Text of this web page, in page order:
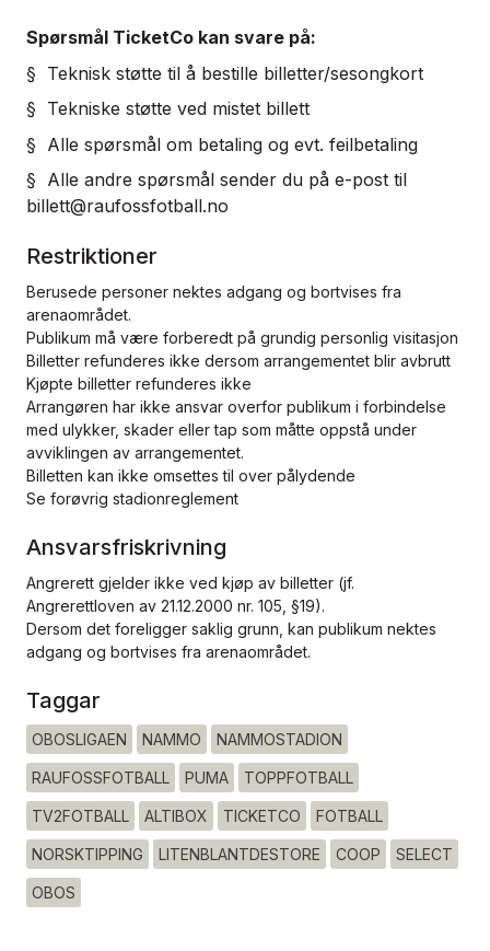
Spørsmål TicketCo kan svare på:
§ Teknisk støtte til å bestille billetter/sesongkort
§ Tekniske støtte ved mistet billett
§ Alle spørsmål om betaling og evt. feilbetaling
§ Alle andre spørsmål sender du på e-post til
billett@raufossfotball.no
Restriktioner
Berusede personer nektes adgang og bortvises fra
arenaområdet.
Publikum må være forberedt på grundig personlig visitasjon
Billetter refunderes ikke dersom arrangementet blir avbrutt
Kjøpte billetter refunderes ikke
Arrangøren har ikke ansvar overfor publikum i forbindelse
med ulykker, skader eller tap som måtte oppstå under
avviklingen av arrangementet.
Billetten kan ikke omsettes til over pålydende
Se forøvrig stadionreglement
Ansvarsfriskrivning
Angrerett gjelder ikke ved kjøp av billetter (jf.
Angrerettloven av 21.12.2000 nr. 105, §19).
Dersom det foreligger saklig grunn, kan publikum nektes
adgang og bortvises fra arenaområdet.
Taggar
OBOSLIGAEN NAMMO NAMMOSTADION
RAUFOSSFOTBALL PUMA TOPPFOTBALL
TV2FOTBALL ALTIBOX TICKETCO FOTBALL
NORSKTIPPING LITENBLANTDESTORE COOP SELECT
OBOS